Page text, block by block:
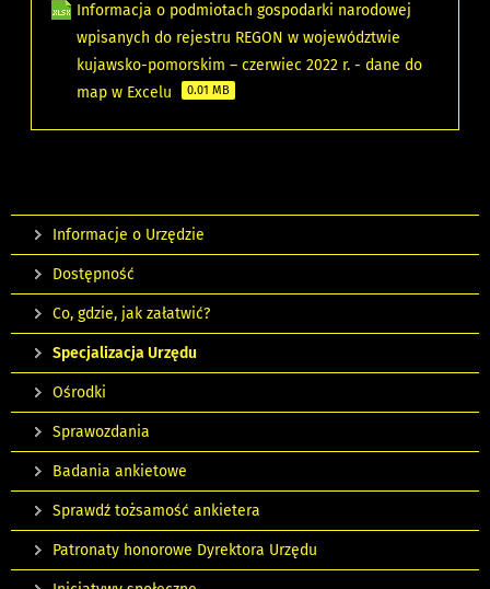
Informacja o podmiotach gospodarki narodowej
wpisanych do rejestru REGON w województwie
kujawsko-pomorskim – czerwiec 2022 r. - dane do
map w Excelu
0.01 MB
Informacje o Urzędzie
Dostępność
Co, gdzie, jak załatwić?
Specjalizacja Urzędu
Ośrodki
Sprawozdania
Badania ankietowe
Sprawdź tożsamość ankietera
Patronaty honorowe Dyrektora Urzędu